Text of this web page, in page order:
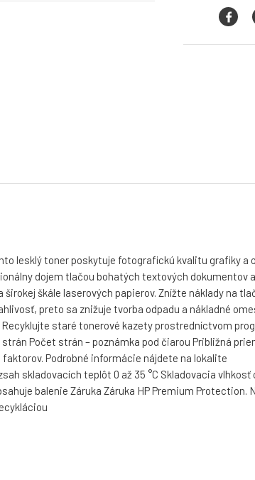
lesklý toner poskytuje fotografickú kvalitu grafiky a
dojem tlačou bohatých textových dokumentov
škále laserových papierov. Znížte náklady na
preto sa znižuje tvorba odpadu a nákladné
staré tonerové kazety prostredníctvom
Počet strán – poznámka pod čiarou Približná
Podrobné informácie nájdete na lokalite
skladovacích teplôt 0 až 35 °C Skladovacia vlhkosť
balenie Záruka Záruka HP Premium Protection.